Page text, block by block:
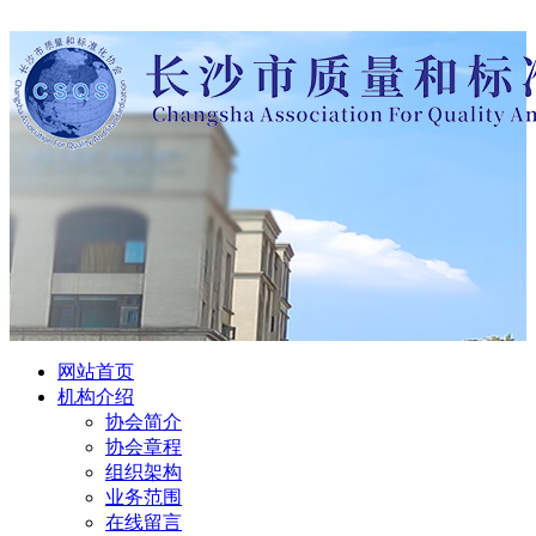
网站首页
机构介绍
协会简介
协会章程
组织架构
业务范围
在线留言